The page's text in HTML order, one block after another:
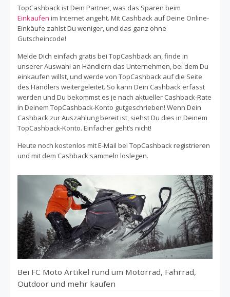
das nächste Mal bei FC-Moto einkaufst, denke daran über
TopCashback auf den Shop von FC-Moto zu gehen.
Einfach 100% kostenlos bei TopCashback registrieren,
über uns auf die Seite von FC-Moto weitergeleitet werden
und automatisch Cashback sammeln. So sicherst Du Dir
jederzeit einen Top Deal bei FC-Moto!
TopCashback ist Dein Partner, was das Sparen beim
Einkaufen im Internet angeht. Mit Cashback auf Deine Online-
Einkäufe zahlst Du weniger, und das ganz ohne
Gutscheincode!
Melde Dich einfach gratis bei TopCashback an, finde in
unserer Auswahl an Händlern das Unternehmen, bei dem Du
einkaufen willst, und werde von TopCashback auf die Seite
des Händlers weitergeleitet. So kann Dein Cashback erfasst
werden und Du bekommst es je nach aktueller Cashback-Rate
in Deinem TopCashback-Konto gutgeschrieben! Wenn Dein
Cashback zur Auszahlung bereit ist, siehst Du dies in Deinem
TopCashback-Konto. Einfacher geht’s nicht!
Heute noch kostenlos mit E-Mail bei TopCashback registrieren
und mit dem Cashback sammeln loslegen.
Bei FC Moto Artikel rund um Motorrad, Fahrrad,
Outdoor und mehr kaufen